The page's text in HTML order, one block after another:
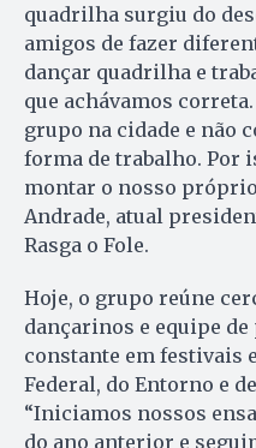
quadrilha surgiu do
amigos de fazer
dançar quadrilha e
que achávamos
grupo na cidade e não
forma de trabalho. Por
montar o nosso
Andrade, atual
Rasga o Fole.
Hoje, o grupo reúne
dançarinos e equipe
constante em festivais
Federal, do Entorno e
“Iniciamos nossos
do ano anterior e